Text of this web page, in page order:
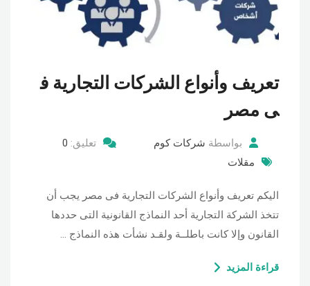
تعريف وأنواع الشركات التجارية ف
ى مصر
بواسطة شركات كوم تعليق: 0
مقلات
اليكم تعريف وأنواع الشركات التجارية فى مصر يجب أن
تتخذ الشركة التجارية أحد النماذج القانونية التى حددها
القانون وإلا كانت باطلــة ولقـد نشأت هذه النماذج …
قراءة المزيد